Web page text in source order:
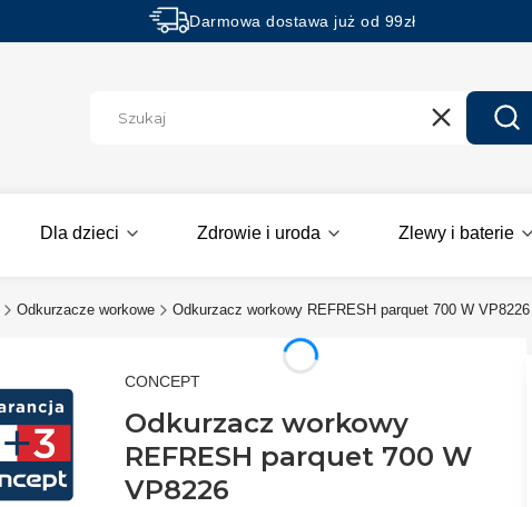
Darmowa dostawa już od 99zł
Wyczyść
Dla dzieci Zdrowie i uroda Zlewy i baterie
Odkurzacze workowe Odkurzacz workowy REFRESH parquet 700 W VP8226
CONCEPT
Odkurzacz workowy
REFRESH parquet 700 W
VP8226